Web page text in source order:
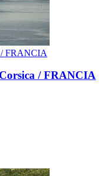
/ FRANCIA
/ FRANCIA